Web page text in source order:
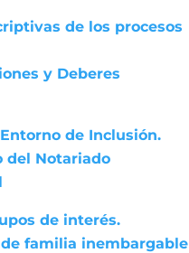
de los procesos
y Deberes
de Inclusión.
del Notariado
de interés.
familia inembargable